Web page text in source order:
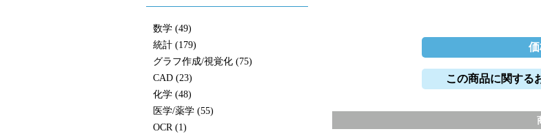
数学 (49)
統計 (179)
グラフ作成/視覚化 (75)
CAD (23)
化学 (48)
医学/薬学 (55)
OCR (1)
この商品に関する